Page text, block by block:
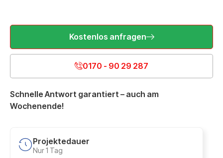
Kostenlos anfragen
0170 - 90 29 287
Schnelle Antwort garantiert – auch am
Wochenende!
Projektedauer
Nur 1 Tag